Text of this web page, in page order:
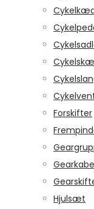
Forskifter
Hjulsæt